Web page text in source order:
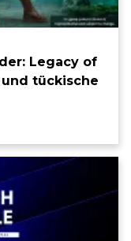
Legacy of
tückische